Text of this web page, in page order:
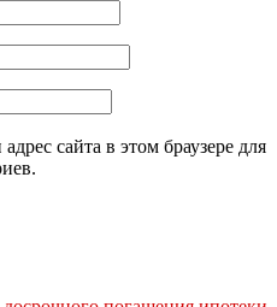
сайта в этом браузере для